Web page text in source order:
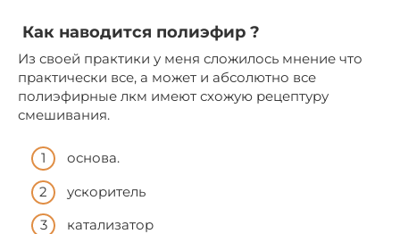
Как наводится полиэфир ?
Из своей практики у меня сложилось мнение что
практически все, а может и абсолютно все
полиэфирные лкм имеют схожую рецептуру
смешивания.
основа.
ускоритель
катализатор